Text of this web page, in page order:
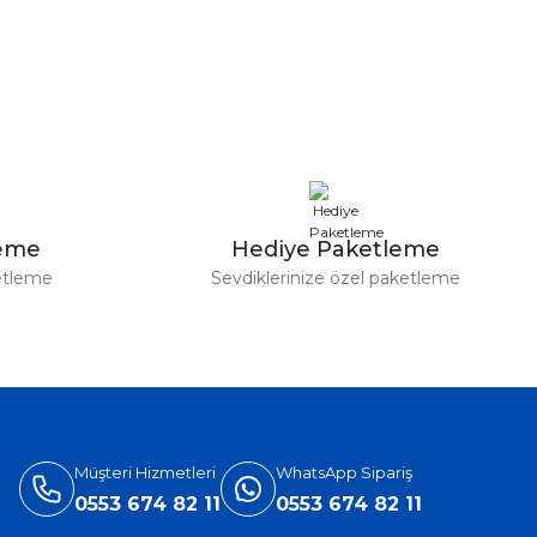
Hediye Paketleme
Sevdiklerinize özel paketleme
Müşteri Hizmetleri
0553 674 82 11
WhatsApp Sipariş
0553 674 82 11